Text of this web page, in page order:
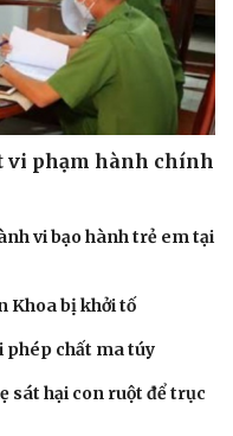
vi phạm hành chính
vi bạo hành trẻ em tại
Khoa bị khởi tố
phép chất ma túy
sát hại con ruột để trục